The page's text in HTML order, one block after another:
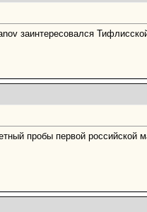
заинтересовался
пробы первой российской